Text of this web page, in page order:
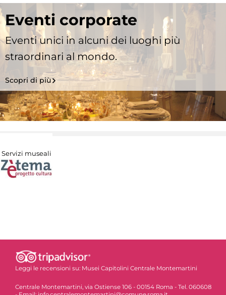
Eventi corporate
Eventi unici in alcuni dei luoghi più
straordinari al mondo.
Scopri di più
Servizi museali
Leggi le recensioni su: Musei Capitolini Centrale Montemartini
Centrale Montemartini, via Ostiense 106 - 00154 Roma - Tel. 060608